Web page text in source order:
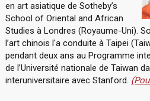
en art asiatique de Sotheby’s
School of Oriental and African
Studies à Londres (Royaume-Uni).
l’art chinois l'a conduite à Taipei
pendant deux ans au Programme
de l’Université nationale de Taiwan
interuniversitaire avec Stanford.